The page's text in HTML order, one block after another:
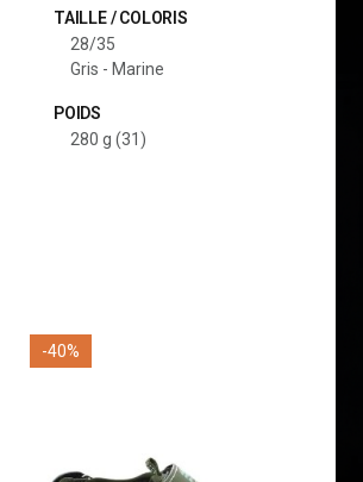
TAILLE / COLORIS
28/35
Gris - Marine
POIDS
280 g (31)
-40%